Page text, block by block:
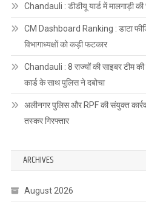
Chandauli : डीडीयू यार्ड में मालगाड़ी
CM Dashboard Ranking : डाटा
विभागाध्यक्षों को कड़ी फटकार
Chandauli : 8 राज्यों की साइबर टीम
कार्ड के साथ पुलिस ने दबोचा
अलीनगर पुलिस और RPF की संयुक्त
तस्कर गिरफ्तार
ARCHIVES
August 2026